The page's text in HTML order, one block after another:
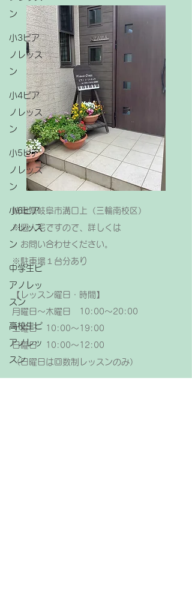
ン
小3ピア
ノレッス
ン
小4ピア
ノレッス
ン
小5ピア
ノレッス
ン
小6ピア
ノレッス
ン
中学生ピ
アノレッ
スン
高校生ピ
アノレッ
スン
岐阜県岐阜市溝口上（三輪南校区）
※個人宅ですので、詳しくは
お問い合わせください。
​※駐車場１台分あり
【レッスン曜日・時間】
月曜日～木曜日 10:00～20:00
土曜日 10:00～19:00
日曜日 10:00～12:00
（日曜日は回数制レッスンのみ）